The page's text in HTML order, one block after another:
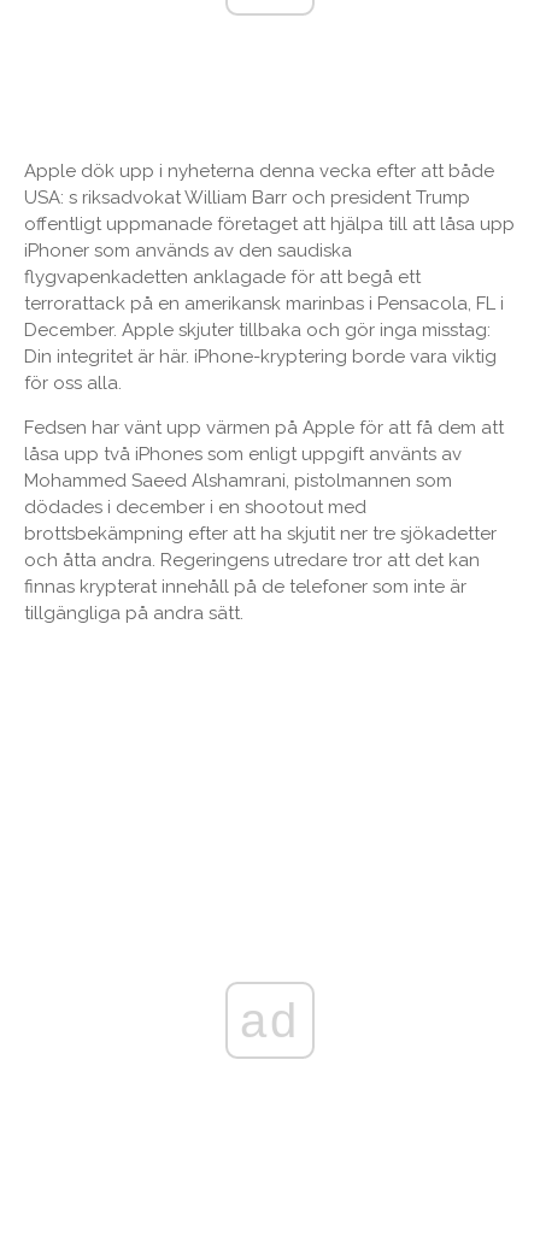
Apple dök upp i nyheterna denna vecka efter att både
USA: s riksadvokat William Barr och president Trump
offentligt uppmanade företaget att hjälpa till att låsa upp
iPhoner som används av den saudiska
flygvapenkadetten anklagade för att begå ett
terrorattack på en amerikansk marinbas i Pensacola, FL i
December. Apple skjuter tillbaka och gör inga misstag:
Din integritet är här. iPhone-kryptering borde vara viktig
för oss alla.
Fedsen har vänt upp värmen på Apple för att få dem att
låsa upp två iPhones som enligt uppgift använts av
Mohammed Saeed Alshamrani, pistolmannen som
dödades i december i en shootout med
brottsbekämpning efter att ha skjutit ner tre sjökadetter
och åtta andra. Regeringens utredare tror att det kan
finnas krypterat innehåll på de telefoner som inte är
tillgängliga på andra sätt.
ad